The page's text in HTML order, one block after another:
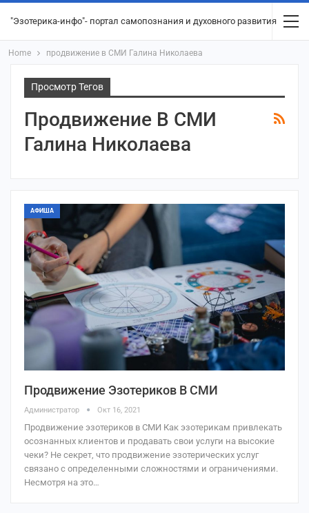
"Эзотерика-инфо"- портал самопознания и духовного развития
Home продвижение в СМИ Галина Николаева
Просмотр Тегов
Продвижение В СМИ
Галина Николаева
АФИША
Продвижение Эзотериков В СМИ
Администратор Окт 16, 2021
Продвижение эзотериков в СМИ Как эзотерикам привлекать
осознанных клиентов и продавать свои услуги на высокие
чеки? Не секрет, что продвижение эзотерических услуг
связано с определенными сложностями и ограничениями.
Несмотря на это…